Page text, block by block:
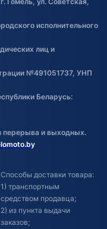
исполнительного
лиц и
№491051737, УНП
Беларусь:
перерыва и выходных.
Способы доставки товара:
1) транспортным
средством продавца;
2) из пункта выдачи
заказов;